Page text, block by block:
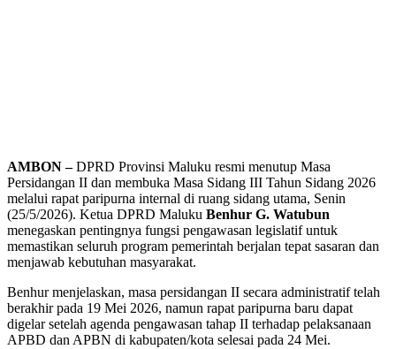
AMBON –DPRD Provinsi Maluku resmi menutup Masa
Persidangan II dan membuka Masa Sidang III Tahun Sidang 2026
melalui rapat paripurna internal di ruang sidang utama, Senin
(25/5/2026). Ketua DPRD Maluku Benhur G. Watubun
menegaskan pentingnya fungsi pengawasan legislatif untuk
memastikan seluruh program pemerintah berjalan tepat sasaran dan
menjawab kebutuhan masyarakat.
Benhur menjelaskan, masa persidangan II secara administratif telah
berakhir pada 19 Mei 2026, namun rapat paripurna baru dapat
digelar setelah agenda pengawasan tahap II terhadap pelaksanaan
APBD dan APBN di kabupaten/kota selesai pada 24 Mei.